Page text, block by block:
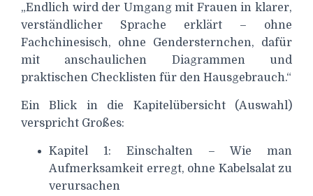
„Endlich wird der Umgang mit Frauen in klarer,
verständlicher Sprache erklärt – ohne
Fachchinesisch, ohne Gendersternchen, dafür
mit anschaulichen Diagrammen und
praktischen Checklisten für den Hausgebrauch.“
Ein Blick in die Kapitelübersicht (Auswahl)
verspricht Großes:
Kapitel 1: Einschalten – Wie man
Aufmerksamkeit erregt, ohne Kabelsalat zu
verursachen